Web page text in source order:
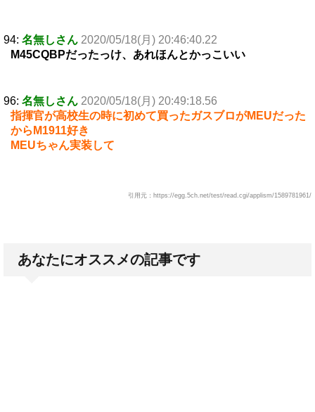
94: 名無しさん 2020/05/18(月) 20:46:40.22
M45CQBPだったっけ、あれほんとかっこいい
96: 名無しさん 2020/05/18(月) 20:49:18.56
指揮官が高校生の時に初めて買ったガスブロがMEUだった
からM1911好き
MEUちゃん実装して
引用元：https://egg.5ch.net/test/read.cgi/applism/1589781961/
あなたにオススメの記事です